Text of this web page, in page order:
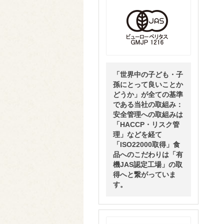
「世界中の子ども・子
孫にとって良いことか
どうか」が全ての基準
である当社の取組み：
安全管理への取組みは
「HACCP・リスク管
理」などを経て
「ISO22000取得」食
品へのこだわりは「有
機JAS認定工場」の取
得へと繋がっていま
す。